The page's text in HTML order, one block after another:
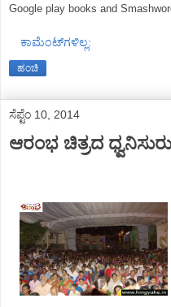
Google play books and
ಕಾಮೆಂಟ್‌ಗಳಿಲ್ಲ:
ಹಂಚಿ
ಸೆಪ್ಟೆಂ 10, 2014
ಆರಂಭ ಚಿತ್ರದ